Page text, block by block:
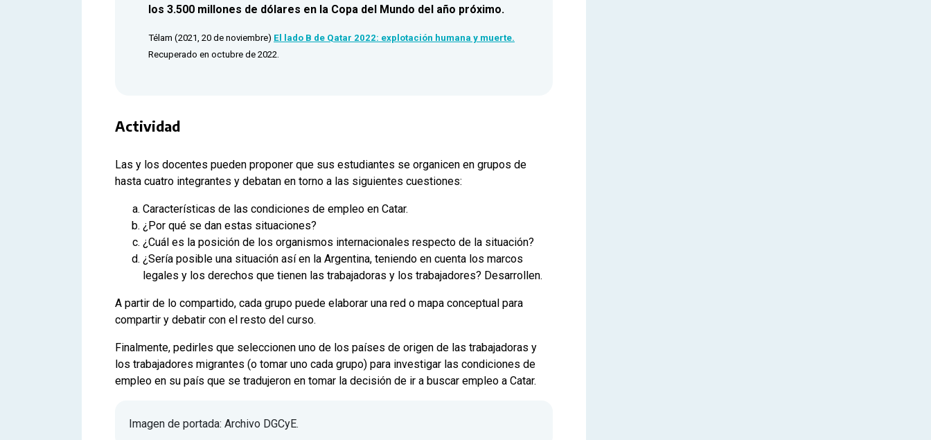
los 3.500 millones de dólares en la Copa del Mundo del año próximo.
Télam (2021, 20 de noviembre) El lado B de Qatar 2022: explotación humana y muerte.
Recuperado en octubre de 2022.
Actividad
Las y los docentes pueden proponer que sus estudiantes se organicen en grupos de
hasta cuatro integrantes y debatan en torno a las siguientes cuestiones:
Características de las condiciones de empleo en Catar.
¿Por qué se dan estas situaciones?
¿Cuál es la posición de los organismos internacionales respecto de la situación?
¿Sería posible una situación así en la Argentina, teniendo en cuenta los marcos
legales y los derechos que tienen las trabajadoras y los trabajadores? Desarrollen.
A partir de lo compartido, cada grupo puede elaborar una red o mapa conceptual para
compartir y debatir con el resto del curso.
Finalmente, pedirles que seleccionen uno de los países de origen de las trabajadoras y
los trabajadores migrantes (o tomar uno cada grupo) para investigar las condiciones de
empleo en su país que se tradujeron en tomar la decisión de ir a buscar empleo a Catar.
Imagen de portada: Archivo DGCyE.